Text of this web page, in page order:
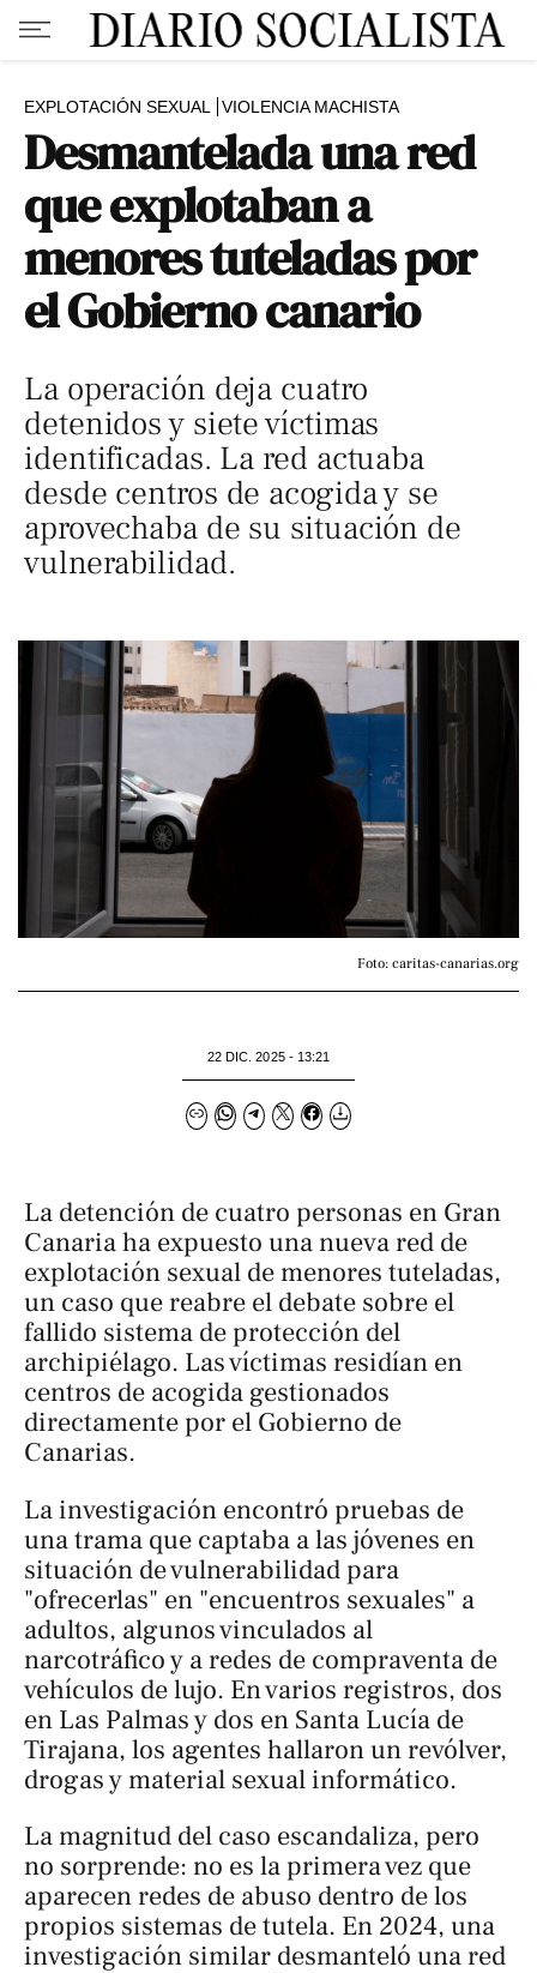
EXPLOTACIÓN SEXUAL VIOLENCIA MACHISTA
Desmantelada una red
que explotaban a
menores tuteladas por
el Gobierno canario
La operación deja cuatro
detenidos y siete víctimas
identificadas. La red actuaba
desde centros de acogida y se
aprovechaba de su situación de
vulnerabilidad.
Foto: caritas-canarias.org
22 DIC. 2025 - 13:21
La detención de cuatro personas en Gran
Canaria ha expuesto una nueva red de
explotación sexual de menores tuteladas,
un caso que reabre el debate sobre el
fallido sistema de protección del
archipiélago. Las víctimas residían en
centros de acogida gestionados
directamente por el Gobierno de
Canarias.
La investigación encontró pruebas de
una trama que captaba a las jóvenes en
situación de vulnerabilidad para
"ofrecerlas" en "encuentros sexuales" a
adultos, algunos vinculados al
narcotráfico y a redes de compraventa de
vehículos de lujo. En varios registros, dos
en Las Palmas y dos en Santa Lucía de
Tirajana, los agentes hallaron un revólver,
drogas y material sexual informático.
La magnitud del caso escandaliza, pero
no sorprende: no es la primera vez que
aparecen redes de abuso dentro de los
propios sistemas de tutela. En 2024, una
investigación similar desmanteló una red